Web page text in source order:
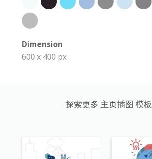
Dimension
600 x 400 px
探索更多 主页插图 模板